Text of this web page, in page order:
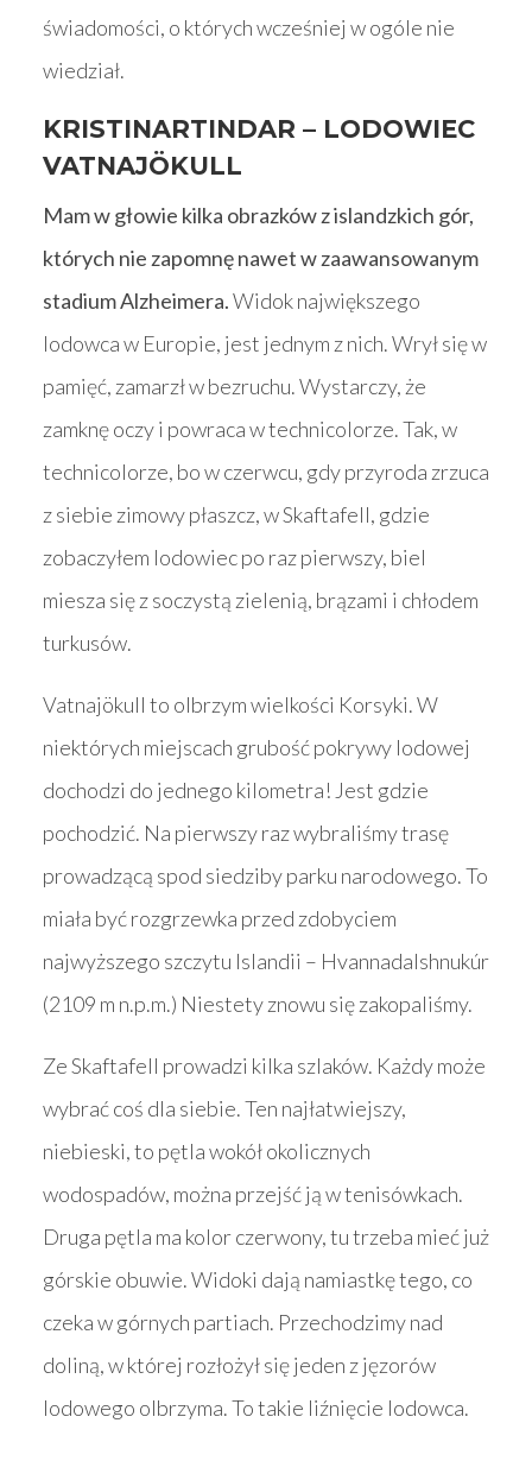
świadomości, o których wcześniej w ogóle nie
wiedział.
KRISTINARTINDAR – LODOWIEC
VATNAJÖKULL
Mam w głowie kilka obrazków z islandzkich gór,
których nie zapomnę nawet w zaawansowanym
stadium Alzheimera.Widok największego
lodowca w Europie, jest jednym z nich. Wrył się w
pamięć, zamarzł w bezruchu. Wystarczy, że
zamknę oczy i powraca w technicolorze. Tak, w
technicolorze, bo w czerwcu, gdy przyroda zrzuca
z siebie zimowy płaszcz, w Skaftafell, gdzie
zobaczyłem lodowiec po raz pierwszy, biel
miesza się z soczystą zielenią, brązami i chłodem
turkusów.
Vatnajökull to olbrzym wielkości Korsyki. W
niektórych miejscach grubość pokrywy lodowej
dochodzi do jednego kilometra! Jest gdzie
pochodzić. Na pierwszy raz wybraliśmy trasę
prowadzącą spod siedziby parku narodowego. To
miała być rozgrzewka przed zdobyciem
najwyższego szczytu Islandii – Hvannadalshnukúr
(2109 m n.p.m.) Niestety znowu się zakopaliśmy.
Ze Skaftafell prowadzi kilka szlaków. Każdy może
wybrać coś dla siebie. Ten najłatwiejszy,
niebieski, to pętla wokół okolicznych
wodospadów, można przejść ją w tenisówkach.
Druga pętla ma kolor czerwony, tu trzeba mieć już
górskie obuwie. Widoki dają namiastkę tego, co
czeka w górnych partiach. Przechodzimy nad
doliną, w której rozłożył się jeden z jęzorów
lodowego olbrzyma. To takie liźnięcie lodowca.